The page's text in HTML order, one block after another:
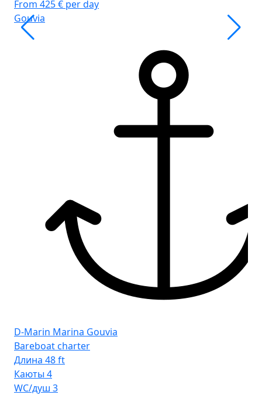
From 425 € per day
Gouvia
D-Marin Marina Gouvia
Bareboat charter
Длина 48 ft
Каюты 4
WC/душ 3